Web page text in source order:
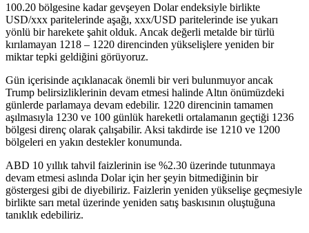
100.20 bölgesine kadar gevşeyen Dolar endeksiyle birlikte
USD/xxx paritelerinde aşağı, xxx/USD paritelerinde ise yukarı
yönlü bir harekete şahit olduk. Ancak değerli metalde bir türlü
kırılamayan 1218 – 1220 direncinden yükselişlere yeniden bir
miktar tepki geldiğini görüyoruz.
Gün içerisinde açıklanacak önemli bir veri bulunmuyor ancak
Trump belirsizliklerinin devam etmesi halinde Altın önümüzdeki
günlerde parlamaya devam edebilir. 1220 direncinin tamamen
aşılmasıyla 1230 ve 100 günlük hareketli ortalamanın geçtiği 1236
bölgesi direnç olarak çalışabilir. Aksi takdirde ise 1210 ve 1200
bölgeleri en yakın destekler konumunda.
ABD 10 yıllık tahvil faizlerinin ise %2.30 üzerinde tutunmaya
devam etmesi aslında Dolar için her şeyin bitmediğinin bir
göstergesi gibi de diyebiliriz. Faizlerin yeniden yükselişe geçmesiyle
birlikte sarı metal üzerinde yeniden satış baskısının oluştuğuna
tanıklık edebiliriz.